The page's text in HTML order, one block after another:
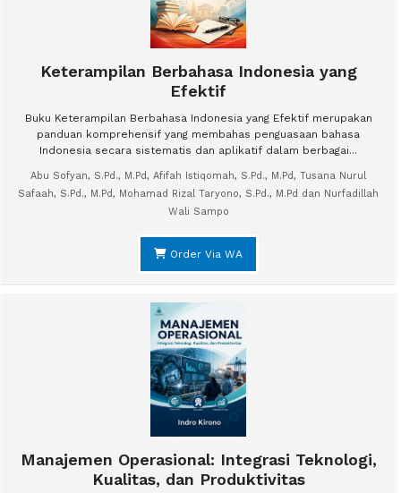
Keterampilan Berbahasa Indonesia yang
Efektif
Buku Keterampilan Berbahasa Indonesia yang Efektif merupakan
panduan komprehensif yang membahas penguasaan bahasa
Indonesia secara sistematis dan aplikatif dalam berbagai...
Abu Sofyan, S.Pd., M.Pd, Afifah Istiqomah, S.Pd., M.Pd, Tusana Nurul
Safaah, S.Pd., M.Pd, Mohamad Rizal Taryono, S.Pd., M.Pd dan Nurfadillah
Wali Sampo
Order Via WA
Manajemen Operasional: Integrasi Teknologi,
Kualitas, dan Produktivitas